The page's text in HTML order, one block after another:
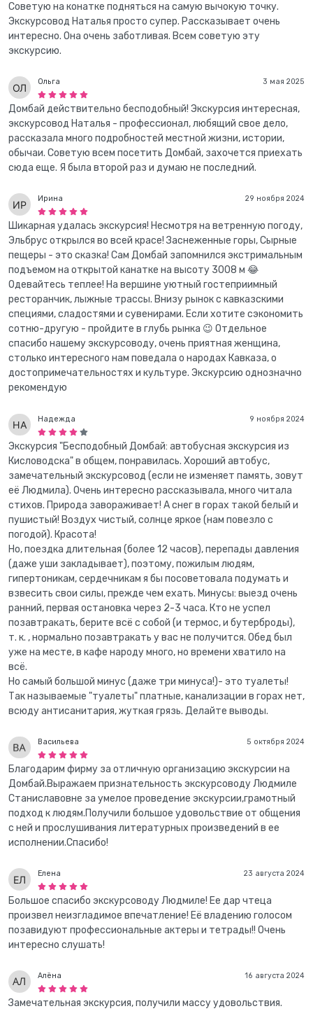
Советую на конатке подняться на самую вычокую точку.
Экскурсовод Наталья просто супер. Рассказывает очень
интересно. Она очень заботливая. Всем советую эту
экскурсию.
3 мая 2025
Ольга
Домбай действительно бесподобный! Экскурсия интересная,
экскурсовод Наталья - профессионал, любящий свое дело,
рассказала много подробностей местной жизни, истории,
обычаи. Советую всем посетить Домбай, захочется приехать
сюда еще. Я была второй раз и думаю не последний.
29 ноября 2024
Ирина
Шикарная удалась экскурсия! Несмотря на ветренную погоду,
Эльбрус открылся во всей красе! Заснеженные горы, Сырные
пещеры - это сказка! Сам Домбай запомнился экстримальным
подъемом на открытой канатке на высоту 3008 м 😂
Одевайтесь теплее! На вершине уютный гостеприимный
ресторанчик, лыжные трассы. Внизу рынок с кавказскими
специями, сладостями и сувенирами. Если хотите сэкономить
сотню-другую - пройдите в глубь рынка 😉 Отдельное
спасибо нашему экскурсоводу, очень приятная женщина,
столько интересного нам поведала о народах Кавказа, о
достопримечательностях и культуре. Экскурсию однозначно
рекомендую
9 ноября 2024
Надежда
Экскурсия "Бесподобный Домбай: автобусная экскурсия из
Кисловодска" в общем, понравилась. Хороший автобус,
замечательный экскурсовод (если не изменяет память, зовут
её Людмила). Очень интересно рассказывала, много читала
стихов. Природа завораживает! А снег в горах такой белый и
пушистый! Воздух чистый, солнце яркое (нам повезло с
погодой). Красота!
Но, поездка длительная (более 12 часов), перепады давления
(даже уши закладывает), поэтому, пожилым людям,
гипертоникам, сердечникам я бы посоветовала подумать и
взвесить свои силы, прежде чем ехать. Минусы: выезд очень
ранний, первая остановка через 2-3 часа. Кто не успел
позавтракать, берите всё с собой (и термос, и бутерброды),
т. к. , нормально позавтракать у вас не получится. Обед был
уже на месте, в кафе народу много, но времени хватило на
всё.
Но самый большой минус (даже три минуса!)- это туалеты!
Так называемые "туалеты" платные, канализации в горах нет,
всюду антисанитария, жуткая грязь. Делайте выводы.
5 октября 2024
Васильева
Благодарим фирму за отличную организацию экскурсии на
Домбай.Выражаем признательность экскурсоводу Людмиле
Станиславовне за умелое проведение экскурсии,грамотный
подход к людям.Получили большое удовольствие от общения
с ней и прослушивания литературных произведений в ее
исполнении.Спасибо!
23 августа 2024
Елена
Большое спасибо экскурсоводу Людмиле! Ее дар чтеца
произвел неизгладимое впечатление! Её владению голосом
позавидуют профессиональные актеры и тетрады!! Очень
интересно слушать!
16 августа 2024
Алёна
Замечательная экскурсия, получили массу удовольствия.